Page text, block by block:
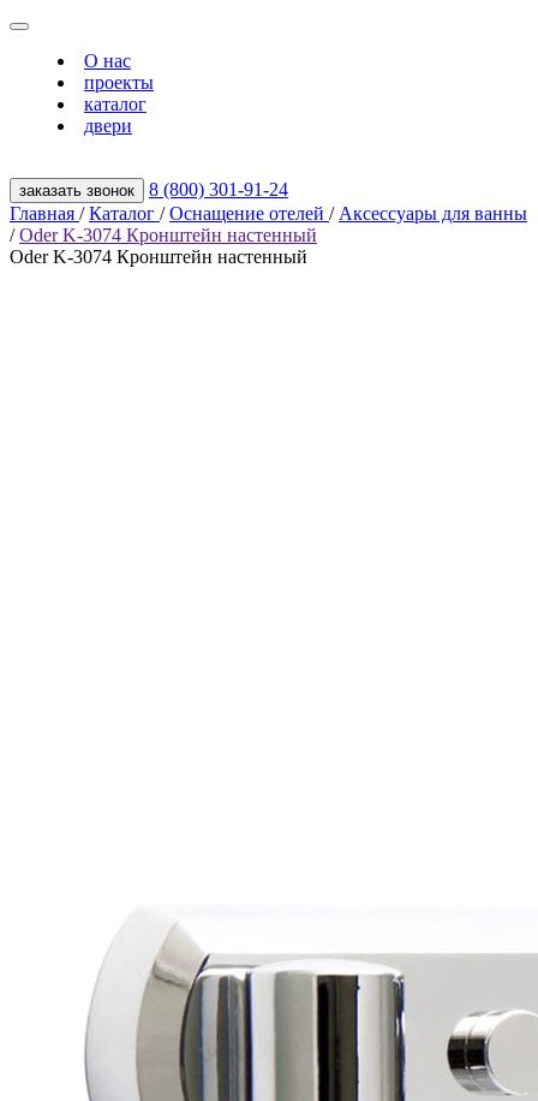
О нас
проекты
каталог
двери
заказать звонок
8 (800) 301‑91‑24
Главная / Каталог / Оснащение отелей / Аксессуары для ванны
/ Oder K-3074 Кронштейн настенный
Oder K-3074 Кронштейн настенный